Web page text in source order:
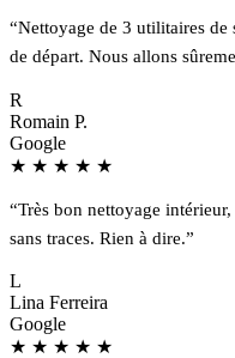
“Nettoyage de 3 utilitaires
de départ. Nous allons
R
Romain P.
Google
★ ★ ★ ★ ★
“Très bon nettoyage
sans traces. Rien à dire.”
L
Lina Ferreira
Google
★ ★ ★ ★ ★